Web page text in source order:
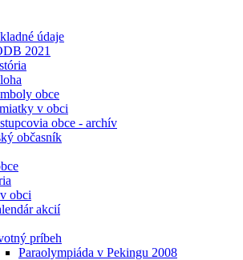
údaje
2021
obce
v obci
obce - archív
občasník
obci
akcií
príbeh
Paraolympiáda v Pekingu 2008